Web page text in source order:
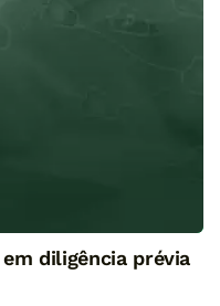
diligência prévia